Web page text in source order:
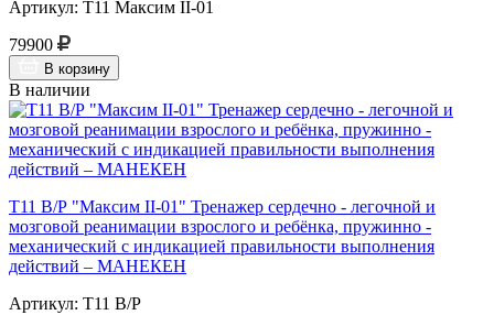
Артикул: Т11 Максим II-01
79900
В корзину
В наличии
Т11 В/Р "Максим II-01" Тренажер сердечно - легочной и
мозговой реанимации взрослого и ребёнка, пружинно -
механический с индикацией правильности выполнения
действий – МАНЕКЕН
Артикул: Т11 В/Р